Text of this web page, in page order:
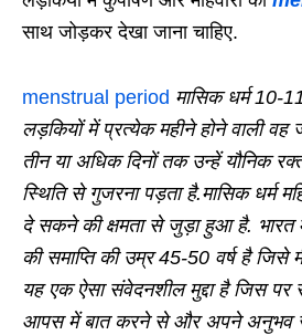
साथ जोड़कर देखा जाना चाहिए.
menstrual period मासिक धर्म 10-
लड़कियों में प्रत्येक महीने होने वाली वह
तीन या अधिक दिनों तक उन्हें यौनिक
स्थिति से गुजरना पड़ता है.मासिक धर्म
दे सकने की क्षमता से जुड़ा हुआ है. भारत
की समाप्ति की उम्र 45-50 वर्ष है जिसे
यह एक ऐसा संवेदनशील मुद्दा है जिस पर
आपस में बात करने से और अपने अनुभव